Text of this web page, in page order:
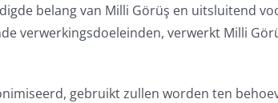
belang van Milli Görüş en uitsluitend
verwerkingsdoeleinden, verwerkt Milli
gebruikt zullen worden ten